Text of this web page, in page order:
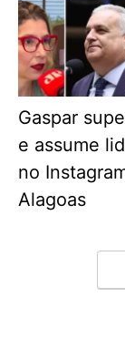
Gaspar
e assume
no
Alagoas